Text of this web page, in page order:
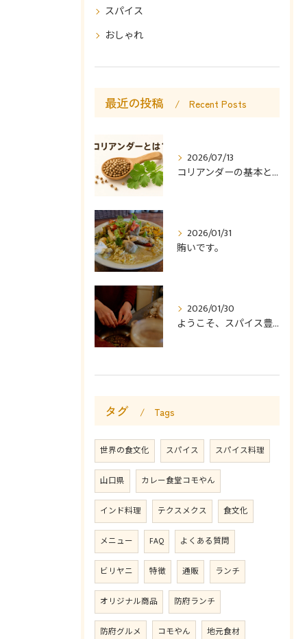
スパイス
おしゃれ
最近の投稿 Recent Posts
2026/07/13
コリアンダーの基本と使い方
2026/01/31
賄いです。
2026/01/30
ようこそ、スパイス豊かなカレー食堂コモやんへ。
タグ Tags
世界の食文化 スパイス スパイス料理
山口県 カレー食堂コモやん
インド料理 テクスメクス 食文化
メニュー FAQ よくある質問
ビリヤニ 特徴 通販 ランチ
オリジナル商品 防府ランチ
防府グルメ コモやん 地元食材